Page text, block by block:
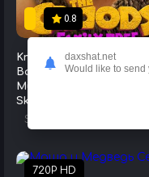
0.8
Krudslar Oilasi: Oila
Barcha Qismlar Uzbek
Multserial Tarjima
Skachat
Seriallar
720P HD
daxshat.net
Would like to send